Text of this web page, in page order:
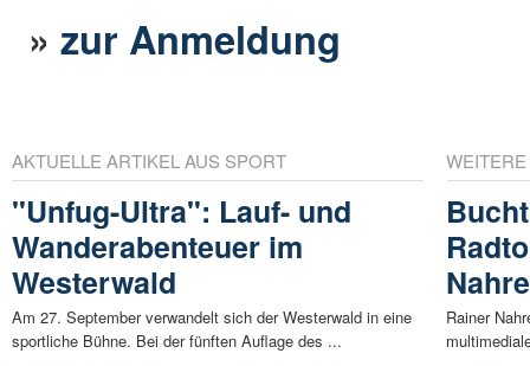
»zur Anmeldung
AKTUELLE ARTIKEL AUS SPORT
"Unfug-Ultra": Lauf- und
Wanderabenteuer im
Westerwald
Am 27. September verwandelt sich der Westerwald in eine
sportliche Bühne. Bei der fünften Auflage des ...
Rainer